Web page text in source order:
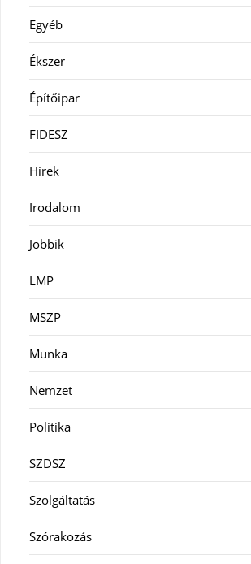
Egyéb
Ékszer
Építőipar
FIDESZ
Hírek
Irodalom
Jobbik
LMP
MSZP
Munka
Nemzet
Politika
SZDSZ
Szolgáltatás
Szórakozás